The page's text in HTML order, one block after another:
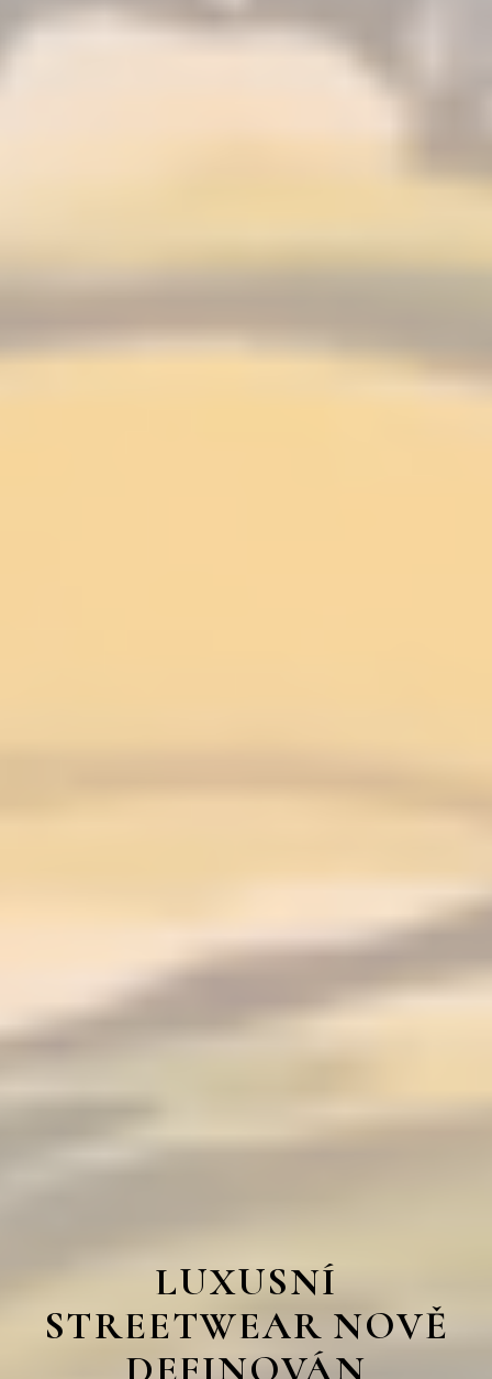
LUXUSNÍ
STREETWEAR NOVĚ